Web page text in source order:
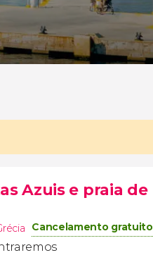
Azuis e praia de
Cancelamento gratuito